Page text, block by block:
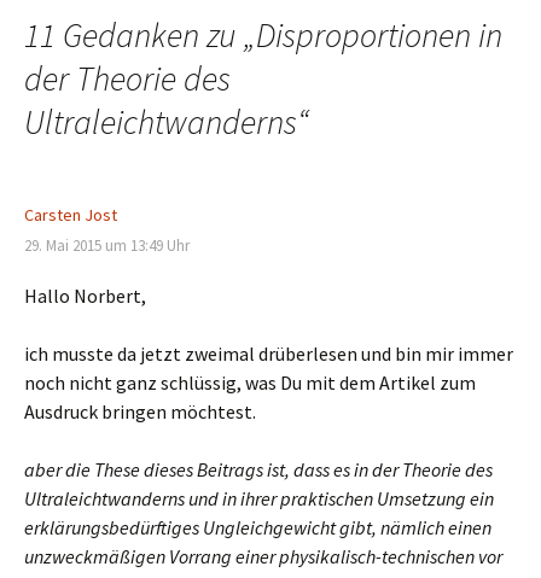
11 Gedanken zu „Disproportionen in
der Theorie des
Ultraleichtwanderns“
Carsten Jost
29. Mai 2015 um 13:49 Uhr
Hallo Norbert,
ich musste da jetzt zweimal drüberlesen und bin mir immer
noch nicht ganz schlüssig, was Du mit dem Artikel zum
Ausdruck bringen möchtest.
aber die These dieses Beitrags ist, dass es in der Theorie des
Ultraleichtwanderns und in ihrer praktischen Umsetzung ein
erklärungsbedürftiges Ungleichgewicht gibt, nämlich einen
unzweckmäßigen Vorrang einer physikalisch-technischen vor